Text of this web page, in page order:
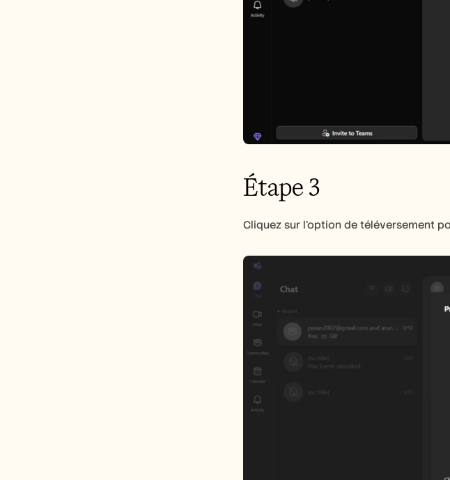
Étape 3
Cliquez sur l'option de téléversement